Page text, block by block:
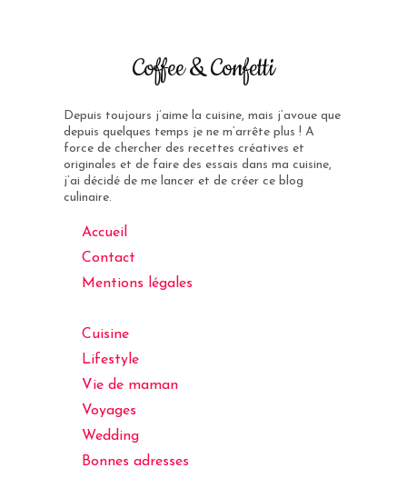
Coffee & Confetti
Depuis toujours j’aime la cuisine, mais j’avoue que
depuis quelques temps je ne m’arrête plus ! A
force de chercher des recettes créatives et
originales et de faire des essais dans ma cuisine,
j’ai décidé de me lancer et de créer ce blog
culinaire.
Accueil
Contact
Mentions légales
Cuisine
Lifestyle
Vie de maman
Voyages
Wedding
Bonnes adresses